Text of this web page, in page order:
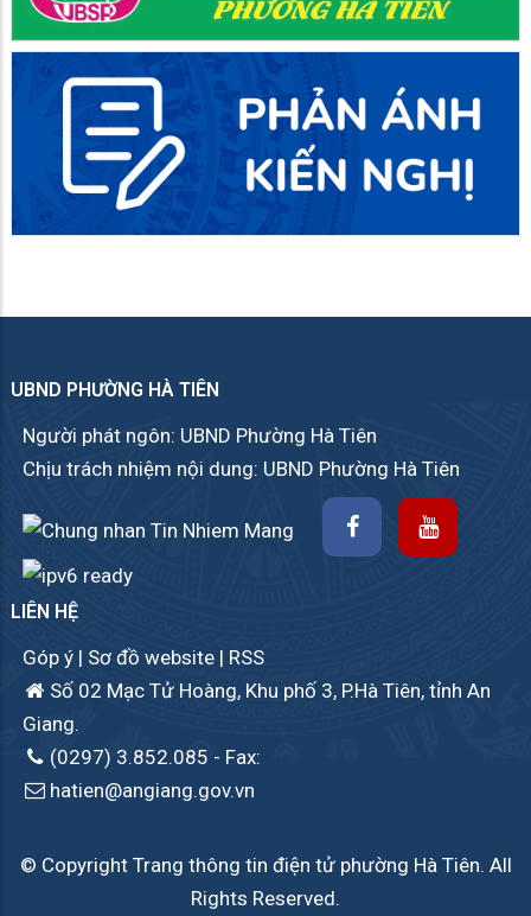
UBND PHƯỜNG HÀ TIÊN
Người phát ngôn: UBND Phường Hà Tiên
Chịu trách nhiệm nội dung: UBND Phường Hà Tiên
LIÊN HỆ
Góp ý | Sơ đồ website | RSS
Số 02 Mạc Tử Hoàng, Khu phố 3, P.Hà Tiên, tỉnh An
Giang.
(0297) 3.852.085 - Fax:
hatien@angiang.gov.vn
© Copyright Trang thông tin điện tử phường Hà Tiên. All
Rights Reserved.